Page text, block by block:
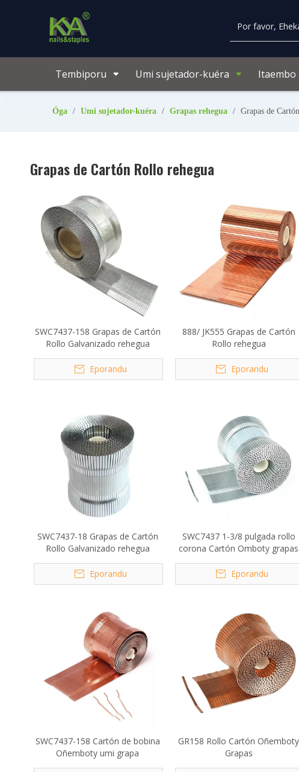
Tembiporu Umi sujetador-kuéra Itaembo
Óga / Umi sujetador-kuéra / Grapas rehegua / Grapas de
Grapas de Cartón Rollo rehegua
SWC7437-158 Grapas de Cartón
Rollo Galvanizado rehegua
Eporandu
888/ JK555 Grapas de Cartón
Rollo rehegua
Eporandu
SWC7437-18 Grapas de Cartón
Rollo Galvanizado rehegua
Eporandu
SWC7437 1-3/8 pulgada rollo
corona Cartón Omboty grapas
Eporandu
SWC7437-158 Cartón de bobina
Oñemboty umi grapa
GR158 Rollo Cartón Oñemboty
Grapas